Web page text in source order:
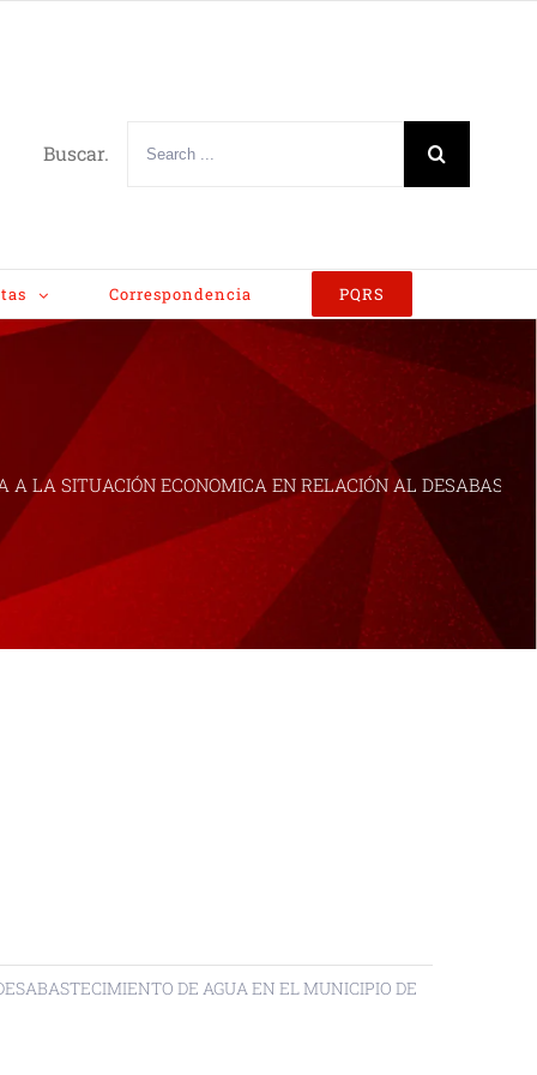
Buscar.
Correspondencia PQRS
A LA SITUACIÓN ECONOMICA EN RELACIÓN AL
DE AGUA EN EL MUNICIPIO DE